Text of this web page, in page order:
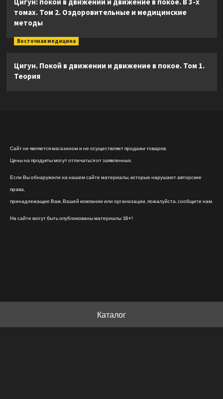
томах. Том 2. Оздоровительные и медицинские
методы
Восточная медицина
Цигун. Покой в движении и движение в покое. Том 1.
Теория
Сайт не является магазином и не осуществляет продажи товаров.
Цены на продукты могут отличаться от заявленных.
Если Вы обнаружили на нашем сайте материалы, которые нарушают авторские
права,
принадлежащие Вам, Вашей компании или организации, пожалуйста, сообщите нам.
На сайте могут быть опубликованы материалы 18+!
Каталог